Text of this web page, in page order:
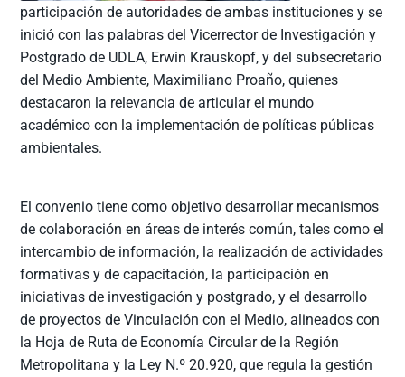
participación de autoridades de ambas instituciones y se
inició con las palabras del Vicerrector de Investigación y
Postgrado de UDLA, Erwin Krauskopf, y del subsecretario
del Medio Ambiente, Maximiliano Proaño, quienes
destacaron la relevancia de articular el mundo
académico con la implementación de políticas públicas
ambientales.
El convenio tiene como objetivo desarrollar mecanismos
de colaboración en áreas de interés común, tales como el
intercambio de información, la realización de actividades
formativas y de capacitación, la participación en
iniciativas de investigación y postgrado, y el desarrollo
de proyectos de Vinculación con el Medio, alineados con
la Hoja de Ruta de Economía Circular de la Región
Metropolitana y la Ley N.º 20.920, que regula la gestión